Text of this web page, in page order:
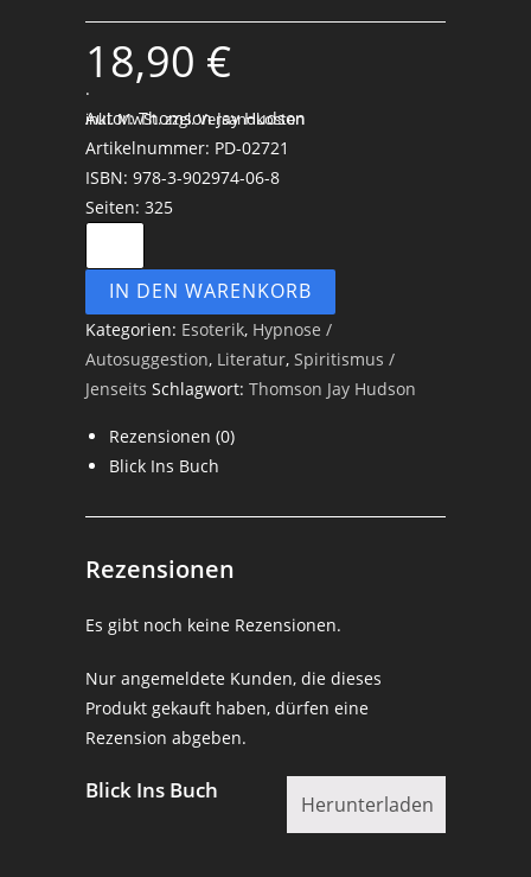
18,90 €
inkl. MwSt.zzgl. Versandkosten
.
Autor: Thomson Jay Hudson
Artikelnummer: PD-02721
ISBN: 978-3-902974-06-8
Seiten: 325
IN DEN WARENKORB
Kategorien: Esoterik, Hypnose /
Autosuggestion, Literatur,Spiritismus /
Jenseits Schlagwort:Thomson Jay Hudson
Rezensionen (0)
Blick Ins Buch
Rezensionen
Es gibt noch keine Rezensionen.
Nur angemeldete Kunden, die dieses
Produkt gekauft haben, dürfen eine
Rezension abgeben.
Blick Ins Buch
Herunterladen